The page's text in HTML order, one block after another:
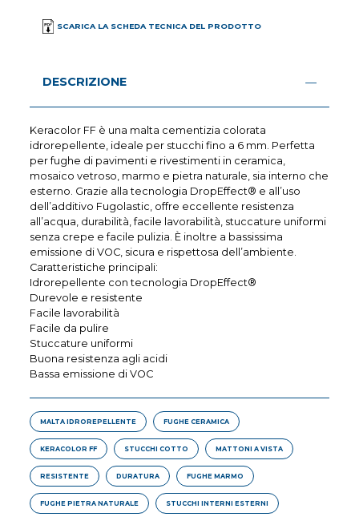
SCARICA LA SCHEDA TECNICA DEL PRODOTTO
DESCRIZIONE
Keracolor FF è una malta cementizia colorata
idrorepellente, ideale per stucchi fino a 6 mm. Perfetta
per fughe di pavimenti e rivestimenti in ceramica,
mosaico vetroso, marmo e pietra naturale, sia interno che
esterno. Grazie alla tecnologia DropEffect® e all’uso
dell’additivo Fugolastic, offre eccellente resistenza
all’acqua, durabilità, facile lavorabilità, stuccature uniformi
senza crepe e facile pulizia. È inoltre a bassissima
emissione di VOC, sicura e rispettosa dell’ambiente.
Caratteristiche principali:
Idrorepellente con tecnologia DropEffect®
Durevole e resistente
Facile lavorabilità
Facile da pulire
Stuccature uniformi
Buona resistenza agli acidi
Bassa emissione di VOC
MALTA IDROREPELLENTE FUGHE CERAMICA
KERACOLOR FF STUCCHI COTTO MATTONI A VISTA
RESISTENTE DURATURA FUGHE MARMO
FUGHE PIETRA NATURALE STUCCHI INTERNI ESTERNI